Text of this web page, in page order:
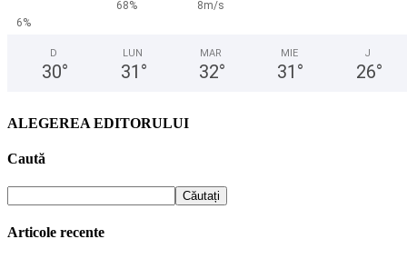
68%
8m/s
6%
D
30°
LUN
31 °
MAR
32°
MIE
31 °
J
26°
ALEGEREA EDITORULUI
Caută
Articole recente